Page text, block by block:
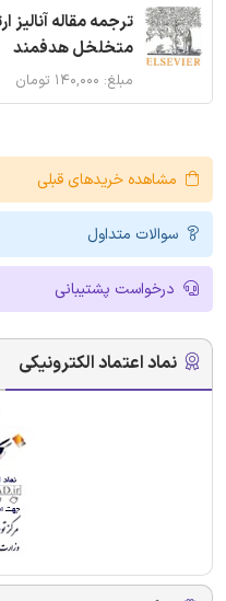
ترجمه مقاله
متخلخل هدفمند
مبلغ: ۱۴۰,۰۰۰ تومان
مشاهده خریدهای قبلی
سوالات متداول
درخواست پشتیبانی
نماد اعتماد الکترونیکی